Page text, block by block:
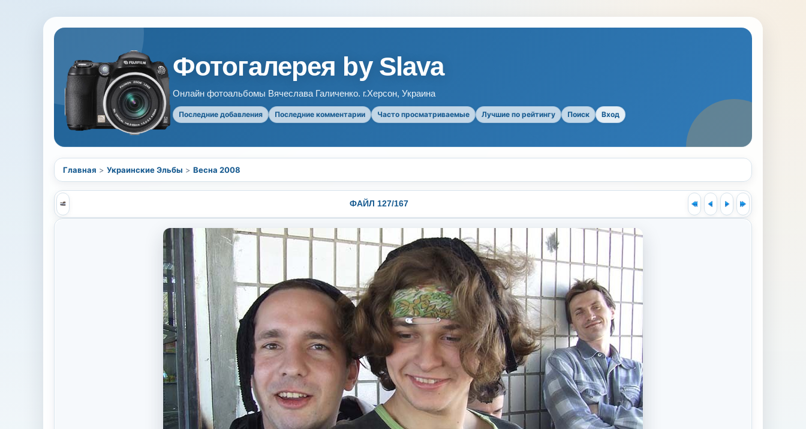
Фотогалерея by Slava
Онлайн фотоальбомы Вячеслава Галиченко. г.Херсон, Украина
Последние добавления Последние комментарии Часто просматриваемые Лучшие по рейтингу Поиск Вход
Главная > Украинские Эльбы > Весна 2008
ФАЙЛ 127/167